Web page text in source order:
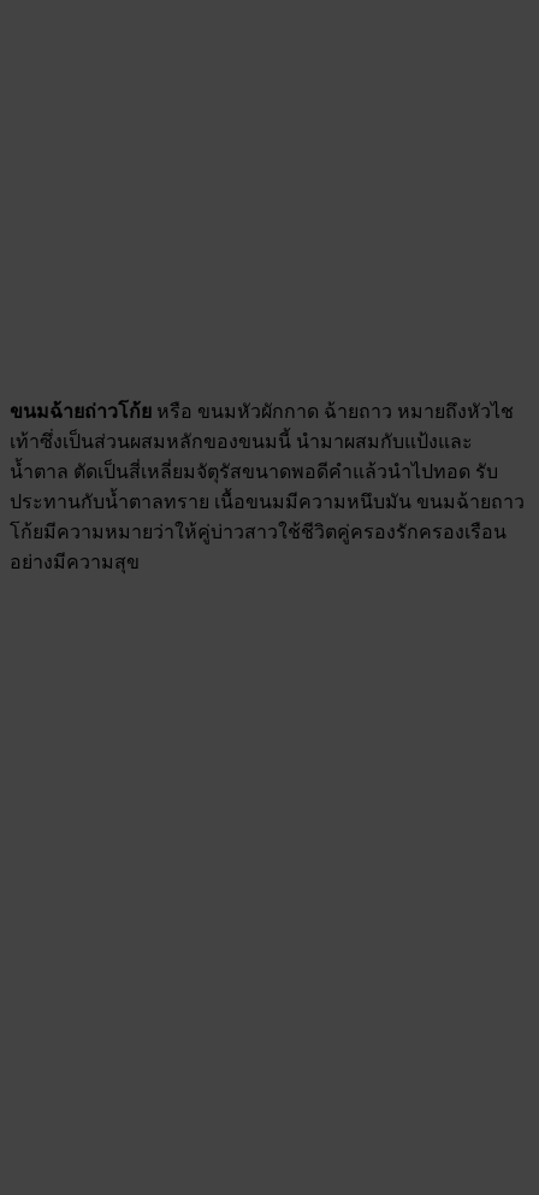
ขนมฉ้ายถ่าวโก้ย หรือ ขนมหัวผักกาด ฉ้ายถาว หมายถึงหัวไช
เท้าซึ่งเป็นส่วนผสมหลักของขนมนี้ นำมาผสมกับแป้งและ
น้ำตาล ตัดเป็นสี่เหลี่ยมจัตุรัสขนาดพอดีคำแล้วนำไปทอด รับ
ประทานกับน้ำตาลทราย เนื้อขนมมีความหนึบมัน ขนมฉ้ายถาว
โก้ยมีความหมายว่าให้คู่บ่าวสาวใช้ชีวิตคู่ครองรักครองเรือน
อย่างมีความสุข